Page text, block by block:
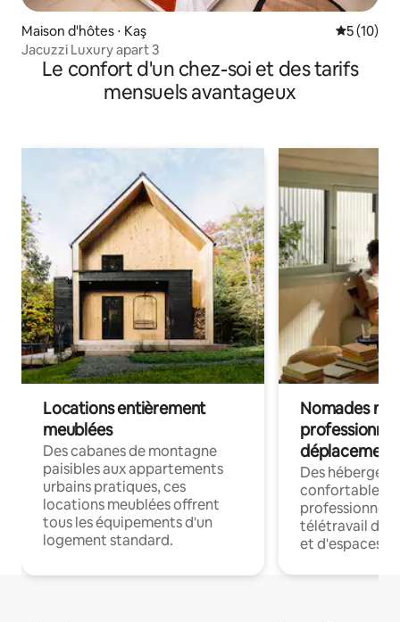
Maison d'hôtes ⋅ Kaş
5 (10)
Jacuzzi Luxury apart 3
Le confort d'un chez-soi et des tarifs
mensuels avantageux
Locations entièrement
meublées
Des cabanes de montagne
paisibles aux appartements
urbains pratiques, ces
locations meublées offrent
tous les équipements d'un
logement standard.
Nomades
déplacement
Des
confortables
professionnels
télétravail
et d'espaces